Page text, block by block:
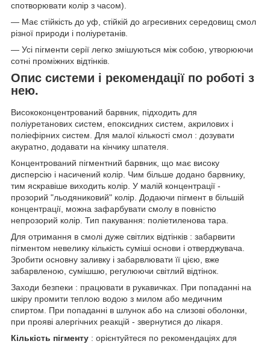
спотворювати колір з часом).
— Має стійкість до уф, стійкій до агресивних середовищ смол
різної природи і поліуретанів.
— Усі пігменти серії легко змішуються між собою, утворюючи
сотні проміжних відтінків.
Опис системи і рекомендації по роботі з
нею.
Висококонцентрований барвник, підходить для
поліуретанових систем, епоксидних систем, акрилових і
поліефірних систем. Для малої кількості смол : дозувати
акуратно, додавати на кінчику шпателя.
Концентрований пігментний барвник, що має високу
дисперсію і насичений колір. Чим більше додано барвнику,
тим яскравіше виходить колір. У малій концентрації -
прозорий "льодяниковий" колір. Додаючи пігмент в більшій
концентрації, можна зафарбувати смолу в повністю
непрозорий колір. Тип пакування: поліетиленова тара.
Для отримання в смолі дуже світлих відтінків : забарвити
пігментом невелику кількість суміші основи і отверджувача.
Зробити основну заливку і забарвлювати її цією, вже
забарвленою, сумішшю, регулюючи світлий відтінок.
Заходи безпеки : працювати в рукавичках. При попаданні на
шкіру промити теплою водою з милом або медичним
спиртом. При попаданні в шлунок або на слизові оболонки,
при прояві алергічних реакцій - звернутися до лікаря.
Кількість пігменту : орієнтуйтеся по рекомендаціях для